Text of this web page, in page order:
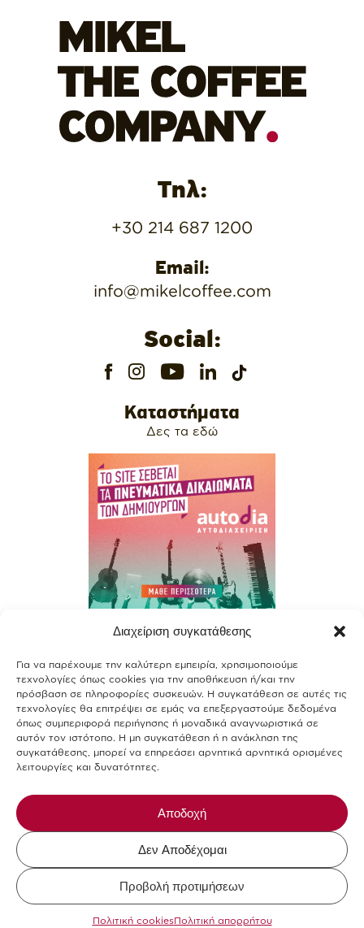
Διαχείριση συγκατάθεσης
Για να παρέχουμε την καλύτερη εμπειρία, χρησιμοποιούμε
τεχνολογίες όπως cookies για την αποθήκευση ή/και την
πρόσβαση σε πληροφορίες συσκευών. Η συγκατάθεση σε αυτές τις
τεχνολογίες θα επιτρέψει σε εμάς να επεξεργαστούμε δεδομένα
όπως συμπεριφορά περιήγησης ή μοναδικά αναγνωριστικά σε
αυτόν τον ιστότοπο. Η μη συγκατάθεση ή η ανάκληση της
συγκατάθεσης, μπορεί να επηρεάσει αρνητικά αρνητικά ορισμένες
λειτουργίες και δυνατότητες.
Αποδοχή
Δεν Αποδέχομαι
Προβολή προτιμήσεων
Πολιτική cookiesΠολιτική απορρήτου
Τηλ:
+30 214 687 1200
Email:
info@mikelcoffee.com
Social:
Καταστήματα
Δες τα εδώ
Join our team
Terms of use
Privacy Policy
Cookies Policy
Allergens-Food Safety
Design and Development by